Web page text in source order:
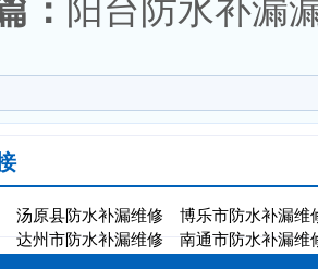
： 阳台防水补漏
汤原县防水补漏维修
博乐市防水补漏维
达州市防水补漏维修 南通市防水补漏维